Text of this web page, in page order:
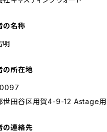
の名称
明
の所在地
世田谷区用賀4-9-12 Astage用
の連絡先